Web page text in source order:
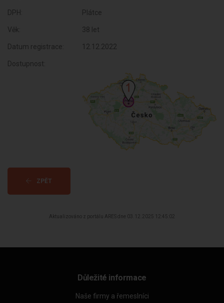
DPH: Plátce
Věk: 38 let
Datum registrace: 12.12.2022
Dostupnost:
ZPĚT
Aktualizováno z portálu ARES dne 03.12.2025 12:45:02
Důležité informace
Naše firmy a řemeslníci